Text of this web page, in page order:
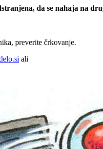
da se nahaja na
preverite črkovanje.
ali